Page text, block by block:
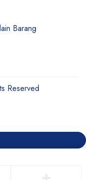
Barang
Reserved